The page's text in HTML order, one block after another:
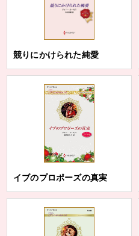
競りにかけられた純愛
イブのプロポーズの真実